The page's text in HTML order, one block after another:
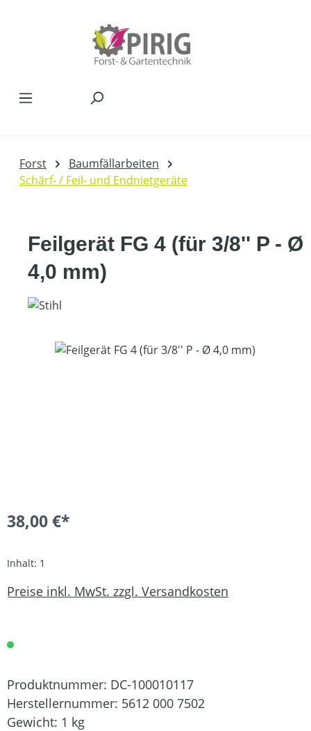
Forst
Baumfällarbeiten
Schärf- / Feil- und Endnietgeräte
Feilgerät FG 4 (für 3/8'' P - Ø
4,0 mm)
Bildergalerie überspringen
38,00 €*
Inhalt: 1
Preise inkl. MwSt. zzgl. Versandkosten
Produktnummer: DC-100010117
Herstellernummer: 5612 000 7502
Gewicht: 1 kg